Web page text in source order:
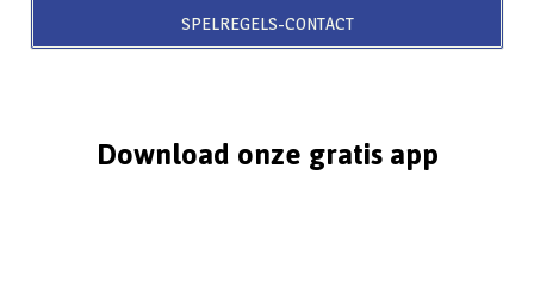
SPELREGELS-CONTACT
Download onze gratis app